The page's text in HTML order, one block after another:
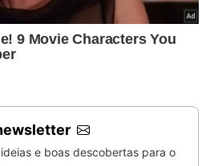
e boas descobertas para o